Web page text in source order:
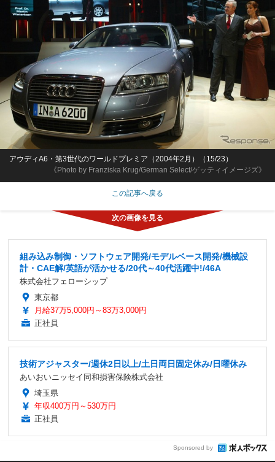
《Photo by Franziska Krug/German Select/ゲッティイメージズ》
アウディA6・第3世代のワールドプレミア（2004年2月）（15/23）
この記事へ戻る
組み込み制御・ソフトウェア開発/モデルベース開発/機械設
計・CAE解/英語が活かせる/20代～40代活躍中!/46A
株式会社フェローシップ
東京都
月給37万5,000円～83万3,000円
正社員
技術アジャスター/週休2日以上/土日両日固定休み/日曜休み
あいおいニッセイ同和損害保険株式会社
埼玉県
年収400万円～530万円
正社員
Sponsored by